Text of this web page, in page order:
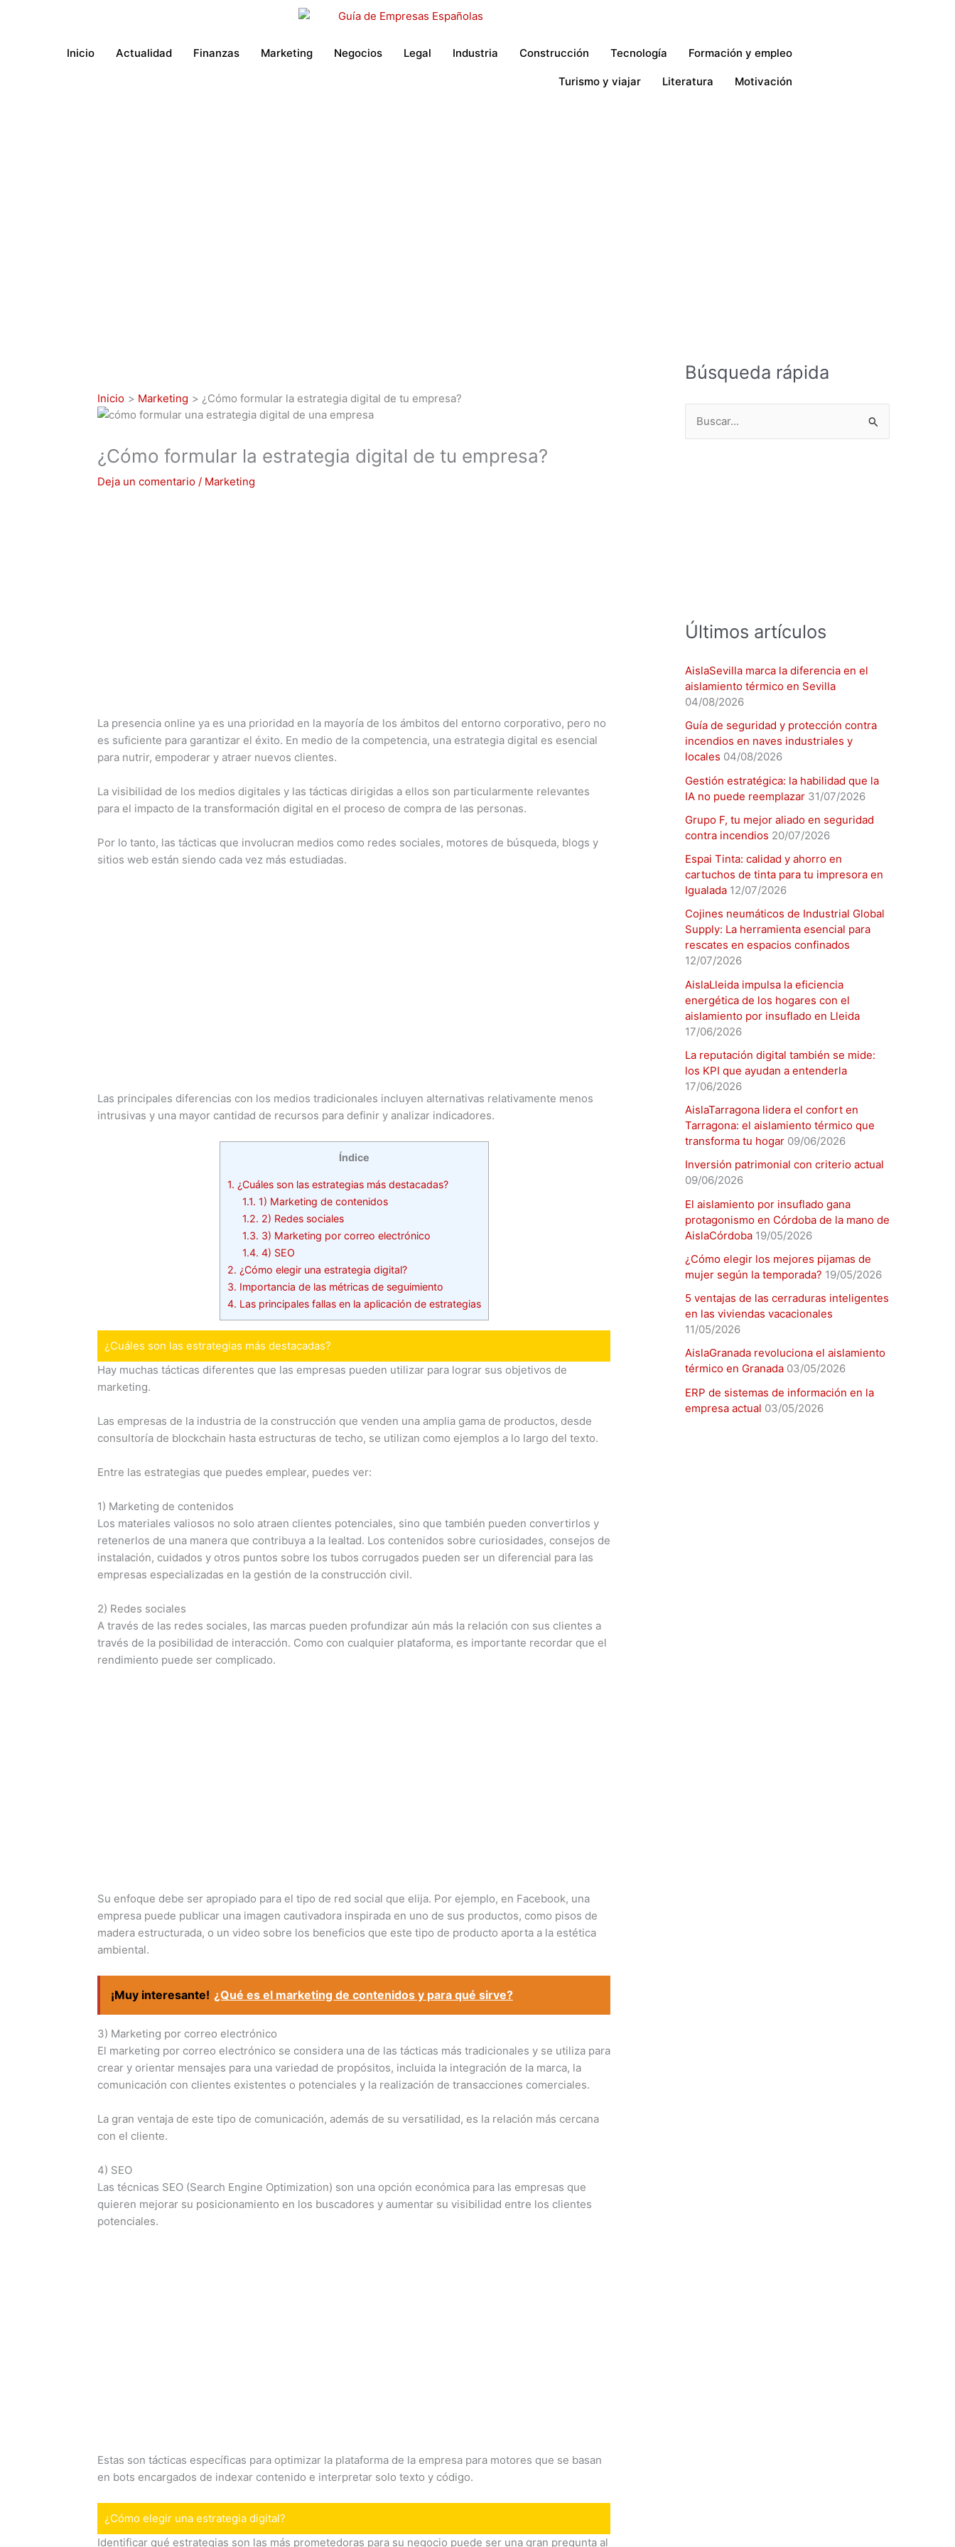
Inicio
Actualidad Finanzas Marketing Negocios Legal Industria Construcción Tecnología Formación y empleo
Turismo y viajar Literatura Motivación
Inicio Marketing ¿Cómo formular la estrategia digital de tu empresa?
¿Cómo formular la estrategia digital de tu empresa?
Deja un comentario / Marketing
La presencia online ya es una prioridad en la mayoría de los ámbitos del entorno corporativo, pero no
es suficiente para garantizar el éxito. En medio de la competencia, una estrategia digital es esencial
para nutrir, empoderar y atraer nuevos clientes.
La visibilidad de los medios digitales y las tácticas dirigidas a ellos son particularmente relevantes
para el impacto de la transformación digital en el proceso de compra de las personas.
Por lo tanto, las tácticas que involucran medios como redes sociales, motores de búsqueda, blogs y
sitios web están siendo cada vez más estudiadas.
Las principales diferencias con los medios tradicionales incluyen alternativas relativamente menos
intrusivas y una mayor cantidad de recursos para definir y analizar indicadores.
Índice
1. ¿Cuáles son las estrategias más destacadas?
1.1. 1) Marketing de contenidos
1.2. 2) Redes sociales
1.3. 3) Marketing por correo electrónico
1.4. 4) SEO
2. ¿Cómo elegir una estrategia digital?
3. Importancia de las métricas de seguimiento
4. Las principales fallas en la aplicación de estrategias
¿Cuáles son las estrategias más destacadas?
Hay muchas tácticas diferentes que las empresas pueden utilizar para lograr sus objetivos de
marketing.
Las empresas de la industria de la construcción que venden una amplia gama de productos, desde
consultoría de blockchain hasta estructuras de techo, se utilizan como ejemplos a lo largo del texto.
Entre las estrategias que puedes emplear, puedes ver:
1) Marketing de contenidos
Los materiales valiosos no solo atraen clientes potenciales, sino que también pueden convertirlos y
retenerlos de una manera que contribuya a la lealtad. Los contenidos sobre curiosidades, consejos de
instalación, cuidados y otros puntos sobre los tubos corrugados pueden ser un diferencial para las
empresas especializadas en la gestión de la construcción civil.
2) Redes sociales
A través de las redes sociales, las marcas pueden profundizar aún más la relación con sus clientes a
través de la posibilidad de interacción. Como con cualquier plataforma, es importante recordar que el
rendimiento puede ser complicado.
Su enfoque debe ser apropiado para el tipo de red social que elija. Por ejemplo, en Facebook, una
empresa puede publicar una imagen cautivadora inspirada en uno de sus productos, como pisos de
madera estructurada, o un video sobre los beneficios que este tipo de producto aporta a la estética
ambiental.
¡Muy interesante! ¿Qué es el marketing de contenidos y para qué sirve?
3) Marketing por correo electrónico
El marketing por correo electrónico se considera una de las tácticas más tradicionales y se utiliza para
crear y orientar mensajes para una variedad de propósitos, incluida la integración de la marca, la
comunicación con clientes existentes o potenciales y la realización de transacciones comerciales.
La gran ventaja de este tipo de comunicación, además de su versatilidad, es la relación más cercana
con el cliente.
4) SEO
Las técnicas SEO (Search Engine Optimization) son una opción económica para las empresas que
quieren mejorar su posicionamiento en los buscadores y aumentar su visibilidad entre los clientes
potenciales.
Estas son tácticas específicas para optimizar la plataforma de la empresa para motores que se basan
en bots encargados de indexar contenido e interpretar solo texto y código.
¿Cómo elegir una estrategia digital?
Identificar qué estrategias son las más prometedoras para su negocio puede ser una gran pregunta al
Búsqueda rápida
Últimos artículos
AislaSevilla marca la diferencia en el
aislamiento térmico en Sevilla
04/08/2026
Guía de seguridad y protección contra
incendios en naves industriales y
locales 04/08/2026
Gestión estratégica: la habilidad que la
IA no puede reemplazar 31/07/2026
Grupo F, tu mejor aliado en seguridad
contra incendios 20/07/2026
Espai Tinta: calidad y ahorro en
cartuchos de tinta para tu impresora en
Igualada 12/07/2026
Cojines neumáticos de Industrial Global
Supply: La herramienta esencial para
rescates en espacios confinados
12/07/2026
AislaLleida impulsa la eficiencia
energética de los hogares con el
aislamiento por insuflado en Lleida
17/06/2026
La reputación digital también se mide:
los KPI que ayudan a entenderla
17/06/2026
AislaTarragona lidera el confort en
Tarragona: el aislamiento térmico que
transforma tu hogar 09/06/2026
Inversión patrimonial con criterio actual
09/06/2026
El aislamiento por insuflado gana
protagonismo en Córdoba de la mano de
AislaCórdoba 19/05/2026
¿Cómo elegir los mejores pijamas de
mujer según la temporada? 19/05/2026
5 ventajas de las cerraduras inteligentes
en las viviendas vacacionales
11/05/2026
AislaGranada revoluciona el aislamiento
térmico en Granada 03/05/2026
ERP de sistemas de información en la
empresa actual 03/05/2026